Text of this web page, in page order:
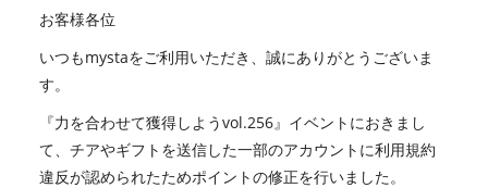
お客様各位
いつもmystaをご利用いただき、誠にありがとうございま
す。
『力を合わせて獲得しようvol.256』イベントにおきまし
て、チアやギフトを送信した一部のアカウントに利用規約
違反が認められたためポイントの修正を行いました。